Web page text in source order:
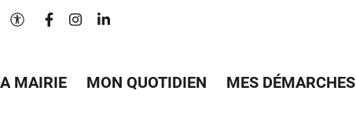
Paramètres d'accessibilité
Lien vers le compte Facebook
Lien vers le compte Instagram
Lien vers le compte Linkedin
MAIRIE MON QUOTIDIEN MES DÉMARCHES